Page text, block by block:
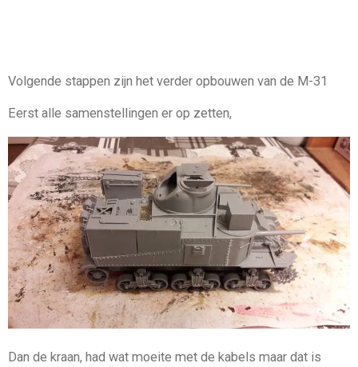
Volgende stappen zijn het verder opbouwen van de M-31
Eerst alle samenstellingen er op zetten,
Dan de kraan, had wat moeite met de kabels maar dat is